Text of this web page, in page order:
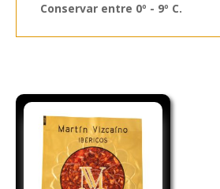
Conservar entre 0º - 9º C.